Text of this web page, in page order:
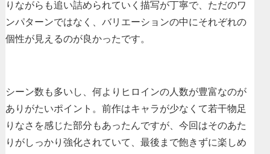
りながらも追い詰められていく描写が丁寧で、ただのワ
ンパターンではなく、バリエーションの中にそれぞれの
個性が見えるのが良かったです。
シーン数も多いし、何よりヒロインの人数が豊富なのが
ありがたいポイント。前作はキャラが少なくて若干物足
りなさを感じた部分もあったんですが、今回はそのあた
りがしっかり強化されていて、最後まで飽きずに楽しめ